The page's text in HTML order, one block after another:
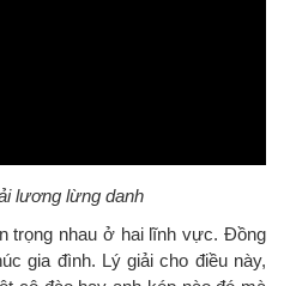
lương lừng danh
trọng nhau ở hai lĩnh vực. Đồng
gia đình. Lý giải cho điều này,